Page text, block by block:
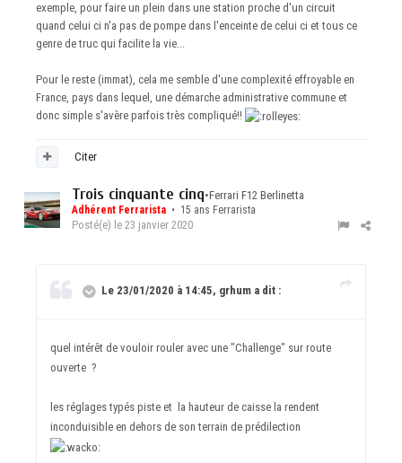
exemple, pour faire un plein dans une station proche d'un circuit
quand celui ci n'a pas de pompe dans l'enceinte de celui ci et tous ce
genre de truc qui facilite la vie...
Pour le reste (immat), cela me semble d'une complexité effroyable en
France, pays dans lequel, une démarche administrative commune et
donc simple s'avère parfois très compliqué!!
Citer
Trois cinquante cinq•Ferrari F12 Berlinetta
Adhérent Ferrarista • 15 ans Ferrarista
Posté(e) le 23 janvier 2020
Le 23/01/2020 à 14:45, grhum a dit :
quel intérêt de vouloir rouler avec une "Challenge" sur route
ouverte ?
les réglages typés piste et la hauteur de caisse la rendent
inconduisible en dehors de son terrain de prédilection